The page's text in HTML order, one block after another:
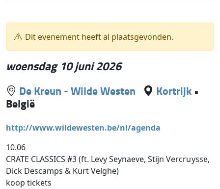
Dit evenement heeft al plaatsgevonden.
woensdag 10 juni 2026
De Kreun - Wilde Westen Kortrijk •
België
http://www.wildewesten.be/nl/agenda
10.06
CRATE CLASSICS #3 (ft. Levy Seynaeve, Stijn Vercruysse,
Dick Descamps & Kurt Velghe)
koop tickets